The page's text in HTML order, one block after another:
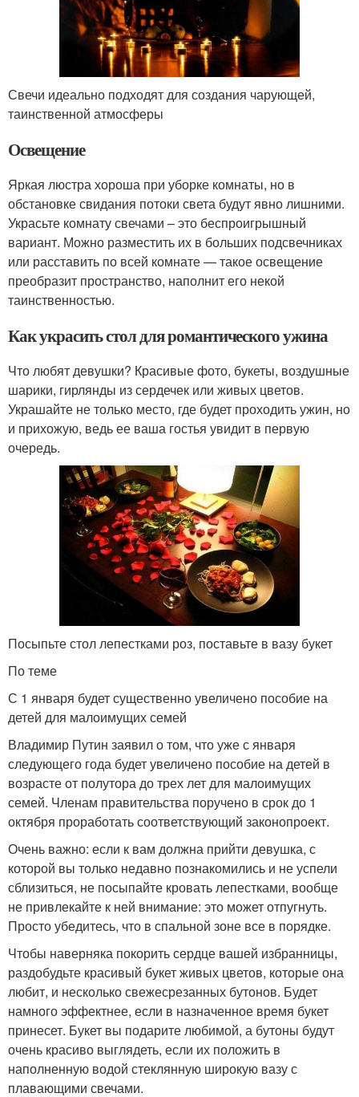
Свечи идеально подходят для создания чарующей,
таинственной атмосферы
Освещение
Яркая люстра хороша при уборке комнаты, но в
обстановке свидания потоки света будут явно лишними.
Украсьте комнату свечами – это беспроигрышный
вариант. Можно разместить их в больших подсвечниках
или расставить по всей комнате — такое освещение
преобразит пространство, наполнит его некой
таинственностью.
Как украсить стол для романтического ужина
Что любят девушки? Красивые фото, букеты, воздушные
шарики, гирлянды из сердечек или живых цветов.
Украшайте не только место, где будет проходить ужин, но
и прихожую, ведь ее ваша гостья увидит в первую
очередь.
Посыпьте стол лепестками роз, поставьте в вазу букет
По теме
С 1 января будет существенно увеличено пособие на
детей для малоимущих семей
Владимир Путин заявил о том, что уже с января
следующего года будет увеличено пособие на детей в
возрасте от полутора до трех лет для малоимущих
семей. Членам правительства поручено в срок до 1
октября проработать соответствующий законопроект.
Очень важно: если к вам должна прийти девушка, с
которой вы только недавно познакомились и не успели
сблизиться, не посыпайте кровать лепестками, вообще
не привлекайте к ней внимание: это может отпугнуть.
Просто убедитесь, что в спальной зоне все в порядке.
Чтобы наверняка покорить сердце вашей избранницы,
раздобудьте красивый букет живых цветов, которые она
любит, и несколько свежесрезанных бутонов. Будет
намного эффектнее, если в назначенное время букет
принесет. Букет вы подарите любимой, а бутоны будут
очень красиво выглядеть, если их положить в
наполненную водой стеклянную широкую вазу с
плавающими свечами.